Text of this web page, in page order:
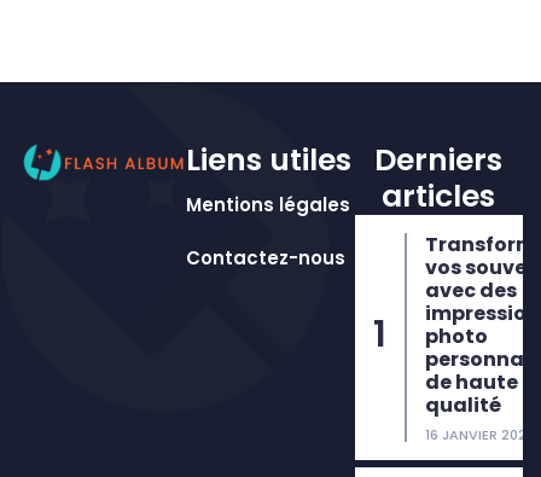
Liens utiles
Mentions légales
Contactez-nous
Derniers
articles
vos
avec des
photo
de haute
qualité
16 JANVIER 2026